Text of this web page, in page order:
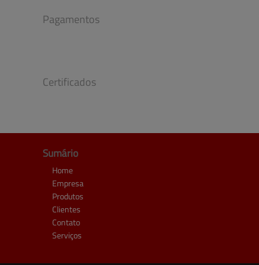
Pagamentos
Certificados
Sumário
Home
Empresa
Produtos
Clientes
Contato
Serviços